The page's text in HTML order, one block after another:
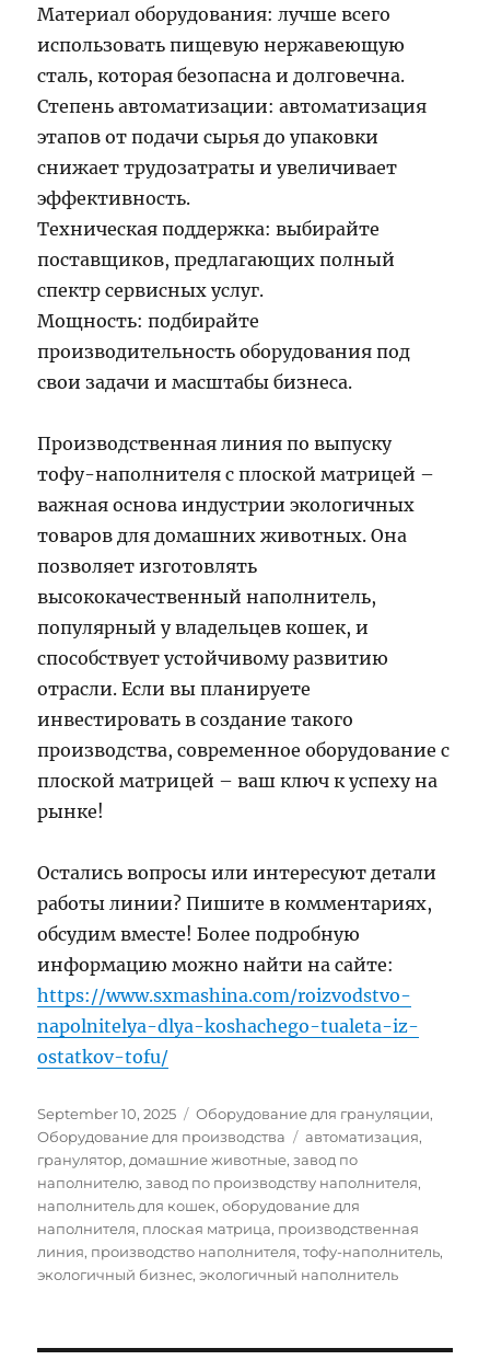
Материал оборудования: лучше всего
использовать пищевую нержавеющую
сталь, которая безопасна и долговечна.
Степень автоматизации: автоматизация
этапов от подачи сырья до упаковки
снижает трудозатраты и увеличивает
эффективность.
Техническая поддержка: выбирайте
поставщиков, предлагающих полный
спектр сервисных услуг.
Мощность: подбирайте
производительность оборудования под
свои задачи и масштабы бизнеса.
Производственная линия по выпуску
тофу-наполнителя с плоской матрицей –
важная основа индустрии экологичных
товаров для домашних животных. Она
позволяет изготовлять
высококачественный наполнитель,
популярный у владельцев кошек, и
способствует устойчивому развитию
отрасли. Если вы планируете
инвестировать в создание такого
производства, современное оборудование с
плоской матрицей – ваш ключ к успеху на
рынке!
Остались вопросы или интересуют детали
работы линии? Пишите в комментариях,
обсудим вместе! Более подробную
информацию можно найти на сайте:
https://www.sxmashina.com/roizvodstvo-
napolnitelya-dlya-koshachego-tualeta-iz-
ostatkov-tofu/
Posted
on
September 10, 2025 Categories
Оборудование для грануляции,
Оборудование для производства
Tags
автоматизация,
гранулятор, домашние животные,завод по
наполнителю,завод по производству наполнителя,
наполнитель для кошек,оборудование для
наполнителя, плоская матрица, производственная
линия, производство наполнителя,тофу-наполнитель,
экологичный бизнес,экологичный наполнитель